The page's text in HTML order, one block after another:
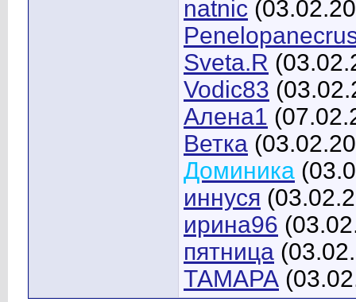
natnic
Sveta.R
Vodic83
Алена1
Ветка
Доминика
иннуся
ирина96
пятница
ТАМАРА